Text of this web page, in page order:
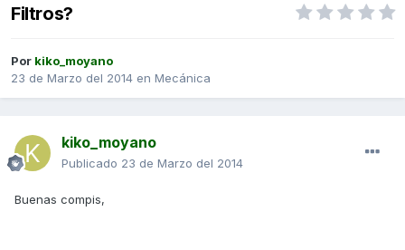
Filtros?
Por kiko_moyano
23 de Marzo del 2014 en Mecánica
kiko_moyano
Publicado 23 de Marzo del 2014
Buenas compis,